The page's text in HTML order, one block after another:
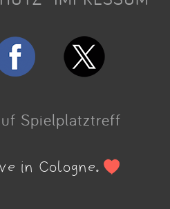
Spielplatztreff
in Cologne.